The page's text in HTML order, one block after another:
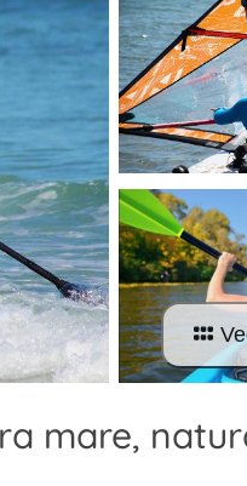
mare,